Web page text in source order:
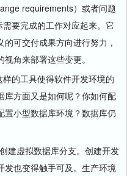
requirements）或者问题
要完成的工作对应起来。它
可交付成果方向进行努力，
角来部署这些变更。
的工具使得软件开发环境的
库方面又是如何呢？你如何配
置小型数据库环境？数据库仍
建虚拟数据库分支。创建开发
发也变得触手可及。生产环境